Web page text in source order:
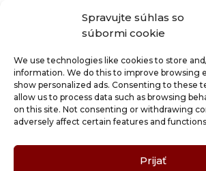
Spravujte súhlas so
súbormi cookie
We use technologies like cookies to store
information. We do this to improve browsing
show personalized ads. Consenting to these
allow us to process data such as browsing
on this site. Not consenting or withdrawing
adversely affect certain features and
Prijať
– Vyhlásenia a súhlasy
– Všeobecné obchodné
Sledova